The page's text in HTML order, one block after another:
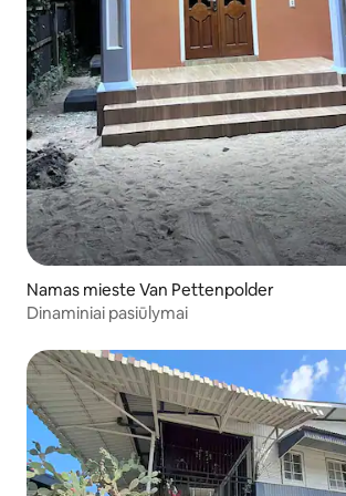
Namas mieste Van Pettenpolder
Dinaminiai pasiūlymai